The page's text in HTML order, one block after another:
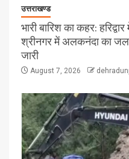
उत्तराखण्ड
भारी बारिश का कहर:
श्रीनगर में अलकनंदा का
जारी
August 7, 2026